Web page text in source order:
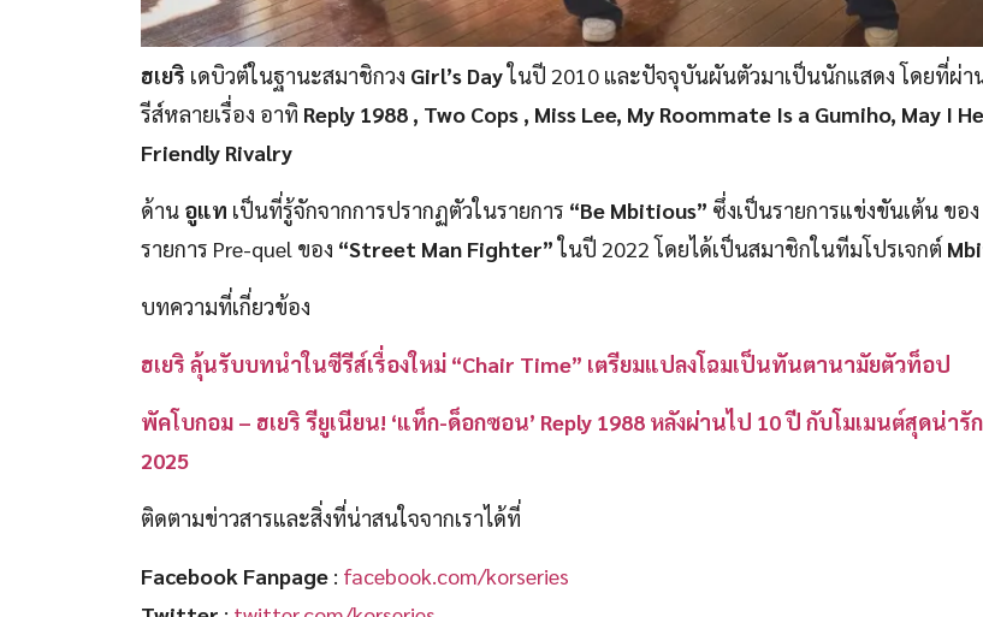
ฮเยริ เดบิวต์ในฐานะสมาชิกวง Girl’s Dayในปี 2010 และปัจจุบันผันตัวมาเป็นนักแสดง โดยที่ผ่า
รีส์หลายเรื่อง อาทิ Reply 1988 , Two Cops , Miss Lee, My Roommate Is a Gumiho, May I
Friendly Rivalry
ด้าน อูแท เป็นที่รู้จักจากการปรากฏตัวในรายการ “Be Mbitious” ซึ่งเป็นรายการแข่งขันเต้น ขอ
รายการ Pre-quel ของ “Street Man Fighter”ในปี 2022 โดยได้เป็นสมาชิกในทีมโปรเจกต์
บทความที่เกี่ยวข้อง
ฮเยริ ลุ้นรับบทนำในซีรีส์เรื่องใหม่ “Chair Time” เตรียมแปลงโฉมเป็นทันตานามัยตัวท็อป
พัคโบกอม – ฮเยริ รียูเนียน! ‘แท็ก-ด็อกซอน’ Reply 1988 หลังผ่านไป 10 ปี กับโมเมนต์สุดน่ารั
2025
ติดตามข่าวสารและสิ่งที่น่าสนใจจากเราได้ที่
Facebook Fanpage : facebook.com/korseries